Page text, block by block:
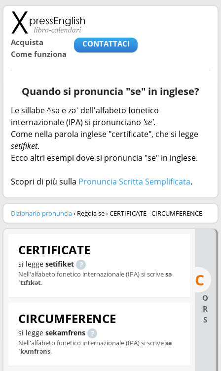
Acquista
Come funziona
CONTATTACI
Quando si pronuncia "se" in inglese?
Le sillabe ^sə e zəˈ dell'alfabeto fonetico
internazionale (IPA) si pronunciano 'se'.
Come nella parola inglese "certificate", che si legge
setifiket.
Ecco altri esempi dove si pronuncia "se" in inglese.
Scopri di più sulla Pronuncia Scritta Semplificata.
Dizionario pronuncia› Regola se › CERTIFICATE - CIRCUMFERENCE
C
O
R
S
CERTIFICATE
si legge setifiket
Nell'alfabeto fonetico internazionale (IPA) si scrivesə
ˈtɪfɪkət.
CIRCUMFERENCE
si legge sekamfrens
Nell'alfabeto fonetico internazionale (IPA) si scrivesə
ˈkʌmfrəns.